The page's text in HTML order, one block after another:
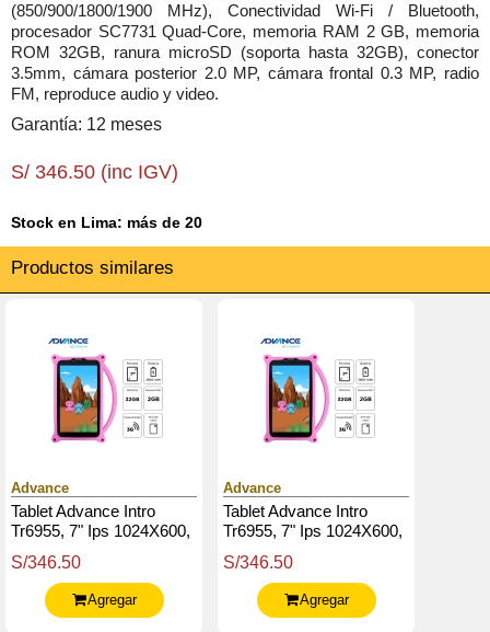
(850/900/1800/1900 MHz), Conectividad Wi-Fi / Bluetooth,
procesador SC7731 Quad-Core, memoria RAM 2 GB, memoria
ROM 32GB, ranura microSD (soporta hasta 32GB), conector
3.5mm, cámara posterior 2.0 MP, cámara frontal 0.3 MP, radio
FM, reproduce audio y video.
Garantía: 12 meses
S/ 346.50 (inc IGV)
Stock en Lima: más de 20
Productos similares
Advance
Tablet Advance Intro
Tr6955, 7" Ips 1024X600,
Sim, 32Gb, Ram 2Gb
S/346.50
Agregar
Advance
Tablet Advance Intro
Tr6955, 7" Ips 1024X600,
Sim, 32Gb, Ram 2Gb
S/346.50
Agregar